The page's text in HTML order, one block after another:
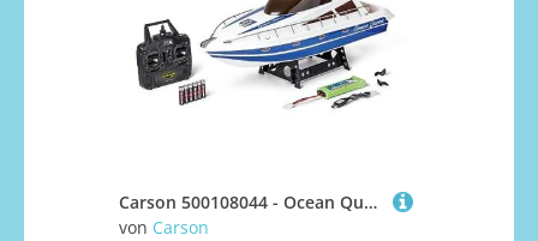
Carson 500108044 - Ocean Queen 2.4GHz 100% RTR
von Carson